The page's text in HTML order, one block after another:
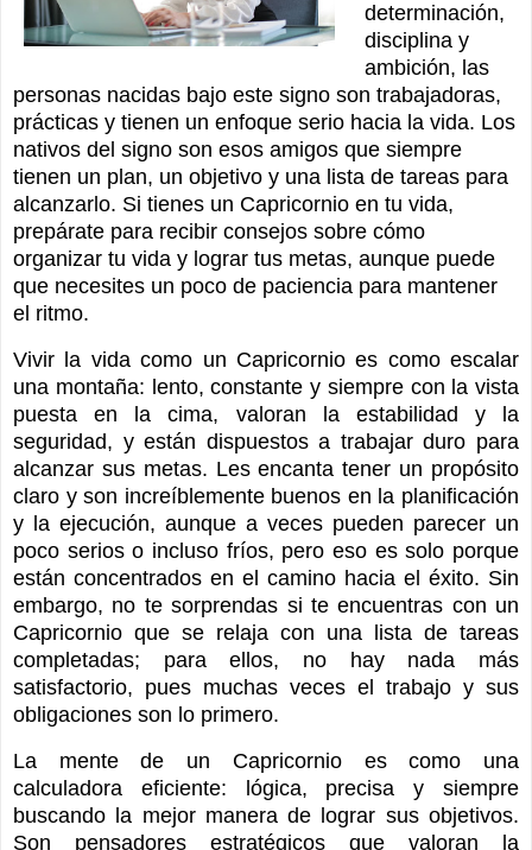
determinación,
disciplina y
ambición, las
personas nacidas bajo este signo son trabajadoras,
prácticas y tienen un enfoque serio hacia la vida. Los
nativos del signo son esos amigos que siempre
tienen un plan, un objetivo y una lista de tareas para
alcanzarlo. Si tienes un Capricornio en tu vida,
prepárate para recibir consejos sobre cómo
organizar tu vida y lograr tus metas, aunque puede
que necesites un poco de paciencia para mantener
el ritmo.
Vivir la vida como un Capricornio es como escalar
una montaña: lento, constante y siempre con la vista
puesta en la cima, valoran la estabilidad y la
seguridad, y están dispuestos a trabajar duro para
alcanzar sus metas. Les encanta tener un propósito
claro y son increíblemente buenos en la planificación
y la ejecución, aunque a veces pueden parecer un
poco serios o incluso fríos, pero eso es solo porque
están concentrados en el camino hacia el éxito. Sin
embargo, no te sorprendas si te encuentras con un
Capricornio que se relaja con una lista de tareas
completadas; para ellos, no hay nada más
satisfactorio, pues muchas veces el trabajo y sus
obligaciones son lo primero.
La mente de un Capricornio es como una
calculadora eficiente: lógica, precisa y siempre
buscando la mejor manera de lograr sus objetivos.
Son pensadores estratégicos que valoran la